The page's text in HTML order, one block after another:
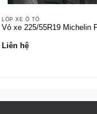
LỐP XE Ô TÔ
Vỏ xe 225/55R19 Michelin
Liên hệ